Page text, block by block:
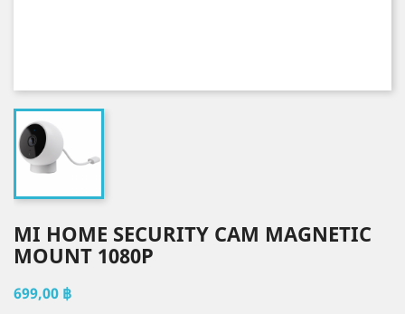
MI HOME SECURITY CAM MAGNETIC
MOUNT 1080P
699,00 ฿